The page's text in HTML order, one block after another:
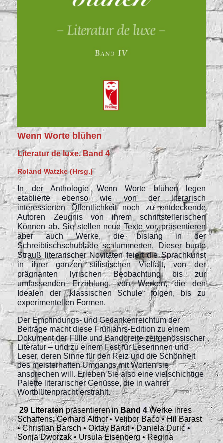
Wenn Worte blühen
Literatur de luxe. Band 4
Roland Watzke (Hrsg.)
In der Anthologie Wenn Worte blühen legen
etablierte ebenso wie von der literarisch
interessierten Öffentlichkeit noch zu entdeckende
Autoren Zeugnis von ihrem schriftstellerischen
Können ab. Sie stellen neue Texte vor, präsentieren
aber auch Werke, die bislang in der
Schreibtischschublade schlummerten. Dieser bunte
Strauß literarischer Novitäten feiert die Sprachkunst
in ihrer ganzen stilistischen Vielfalt, von der
prägnanten lyrischen Beobachtung bis zur
umfassenden Erzählung, von Werken, die den
Idealen der „klassischen Schule“ folgen, bis zu
experimentellen Formen.
Der Empfindungs- und Gedankenreichtum der
Beiträge macht diese Frühjahrs-Edition zu einem
Dokument der Fülle und Bandbreite zeitgenössischer
Literatur – und zu einem Fest für Leserinnen und
Leser, deren Sinne für den Reiz und die Schönheit
des meisterhaften Umgangs mit Worten sie
ansprechen will. Erleben Sie also eine vielschichtige
Palette literarischer Genüsse, die in wahrer
Wortblütenpracht erstrahlt.
29 Literatenpräsentieren in Band 4Werke ihres
Schaffens: Gerhard Althof • Velibor Baćo • Hil Barast
• Christian Barsch • Oktay Barut • Daniela Durić •
Sonja Dworzak • Ursula Eisenberg • Regina